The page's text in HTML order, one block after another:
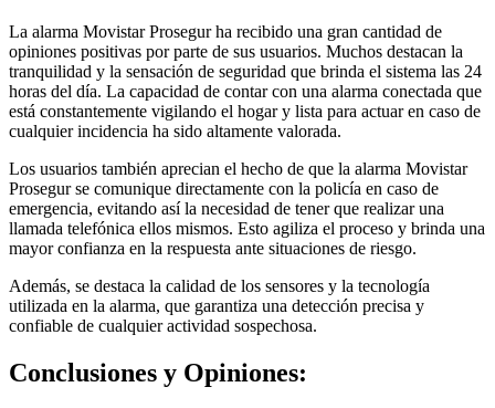
La alarma Movistar Prosegur ha recibido una gran cantidad de
opiniones positivas por parte de sus usuarios. Muchos destacan la
tranquilidad y la sensación de seguridad que brinda el sistema las 24
horas del día. La capacidad de contar con una alarma conectada que
está constantemente vigilando el hogar y lista para actuar en caso de
cualquier incidencia ha sido altamente valorada.
Los usuarios también aprecian el hecho de que la alarma Movistar
Prosegur se comunique directamente con la policía en caso de
emergencia, evitando así la necesidad de tener que realizar una
llamada telefónica ellos mismos. Esto agiliza el proceso y brinda una
mayor confianza en la respuesta ante situaciones de riesgo.
Además, se destaca la calidad de los sensores y la tecnología
utilizada en la alarma, que garantiza una detección precisa y
confiable de cualquier actividad sospechosa.
Conclusiones y Opiniones: